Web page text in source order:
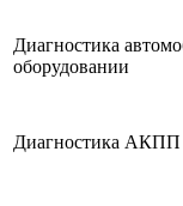
Диагностика
оборудовании
Диагностика АКПП